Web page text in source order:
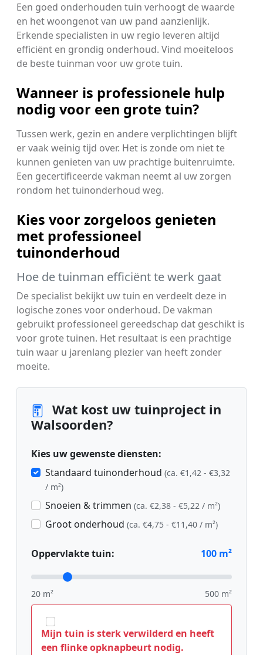
Een goed onderhouden tuin verhoogt de waarde
en het woongenot van uw pand aanzienlijk.
Erkende specialisten in uw regio leveren altijd
efficiënt en grondig onderhoud. Vind moeiteloos
de beste tuinman voor uw grote tuin.
Wanneer is professionele hulp
nodig voor een grote tuin?
Tussen werk, gezin en andere verplichtingen blijft
er vaak weinig tijd over. Het is zonde om niet te
kunnen genieten van uw prachtige buitenruimte.
Een gecertificeerde vakman neemt al uw zorgen
rondom het tuinonderhoud weg.
Kies voor zorgeloos genieten
met professioneel
tuinonderhoud
Hoe de tuinman efficiënt te werk gaat
De specialist bekijkt uw tuin en verdeelt deze in
logische zones voor onderhoud. De vakman
gebruikt professioneel gereedschap dat geschikt is
voor grote tuinen. Het resultaat is een prachtige
tuin waar u jarenlang plezier van heeft zonder
moeite.
Wat kost uw tuinproject in
Walsoorden?
Kies uw gewenste diensten:
Standaard tuinonderhoud (ca. €1,42 - €3,32
/ m²)
Snoeien & trimmen (ca. €2,38 - €5,22 / m²)
Groot onderhoud (ca. €4,75 - €11,40 / m²)
Oppervlakte tuin: 100 m²
20 m² 500 m²
Mijn tuin is sterk verwilderd en heeft
een flinke opknapbeurt nodig.